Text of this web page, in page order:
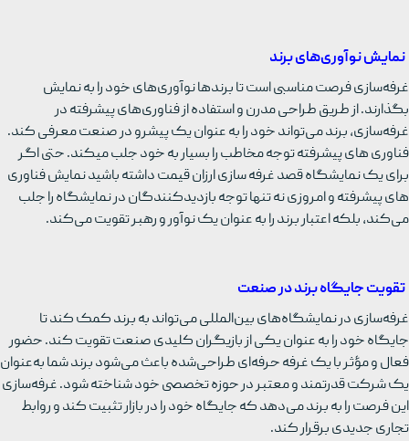
نمایش نوآوری‌های برند
غرفه‌سازی فرصت مناسبی است تا برندها نوآوری‌های خود را به نمایش
بگذارند. از طریق طراحی مدرن و استفاده از فناوری‌های پیشرفته در
غرفه‌سازی، برند می‌تواند خود را به عنوان یک پیشرو در صنعت معرفی کند.
فناوری های پیشرفته توجه مخاطب را بسیار به خود جلب میکند. حتی اگر
برای یک نمایشگاه قصد غرفه سازی ارزان قیمت داشته باشید نمایش فناوری
های پیشرفته و امروزی نه تنها توجه بازدیدکنندگان در نمایشگاه را جلب
می‌کند، بلکه اعتبار برند را به عنوان یک نوآور و رهبر تقویت می‌کند.
تقویت جایگاه برند در صنعت
غرفه‌سازی در نمایشگاه‌های بین‌المللی می‌تواند به برند کمک کند تا
جایگاه خود را به عنوان یکی از بازیگران کلیدی صنعت تقویت کند. حضور
فعال و مؤثر با یک غرفه حرفه‌ای طراحی‌شده باعث می‌شود برند شما به‌عنوان
یک شرکت قدرتمند و معتبر در حوزه تخصصی خود شناخته شود. غرفه‌سازی
این فرصت را به برند می‌دهد که جایگاه خود را در بازار تثبیت کند و روابط
تجاری جدیدی برقرار کند.